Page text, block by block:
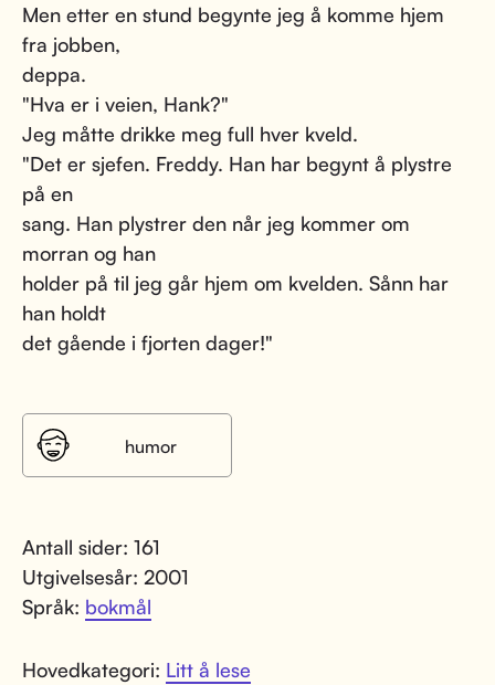
Men etter en stund begynte jeg å komme hjem
fra jobben,
deppa.
"Hva er i veien, Hank?"
Jeg måtte drikke meg full hver kveld.
"Det er sjefen. Freddy. Han har begynt å plystre
på en
sang. Han plystrer den når jeg kommer om
morran og han
holder på til jeg går hjem om kvelden. Sånn har
han holdt
det gående i fjorten dager!"
humor
Antall sider: 161
Utgivelsesår: 2001
Språk: bokmål
Hovedkategori: Litt å lese